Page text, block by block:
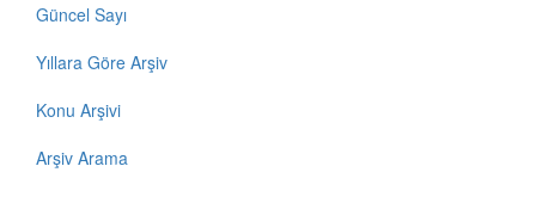
Güncel Sayı
Yıllara Göre Arşiv
Konu Arşivi
Arşiv Arama